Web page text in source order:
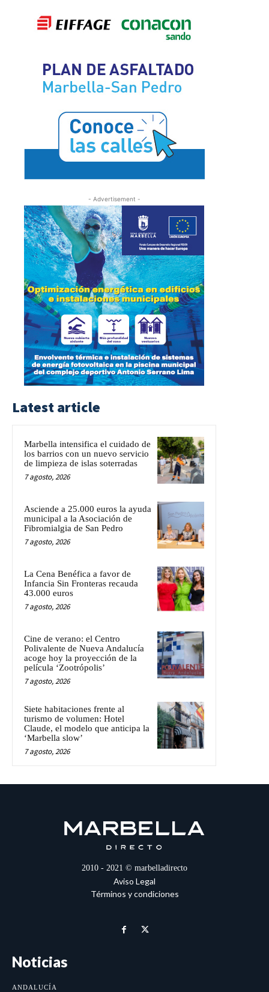
- Advertisement -
Latest article
Marbella intensifica el cuidado de
los barrios con un nuevo servicio
de limpieza de islas soterradas
7 agosto, 2026
Asciende a 25.000 euros la ayuda
municipal a la Asociación de
Fibromialgia de San Pedro
7 agosto, 2026
La Cena Benéfica a favor de
Infancia Sin Fronteras recauda
43.000 euros
7 agosto, 2026
Cine de verano: el Centro
Polivalente de Nueva Andalucía
acoge hoy la proyección de la
película ‘Zootrópolis’
7 agosto, 2026
Siete habitaciones frente al
turismo de volumen: Hotel
Claude, el modelo que anticipa la
‘Marbella slow’
7 agosto, 2026
2010 - 2021 © marbelladirecto
Aviso Legal
Términos y condiciones
Noticias
ANDALUCÍA